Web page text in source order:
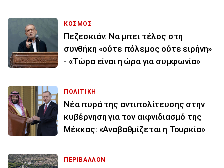
ΚΟΣΜΟΣ
Πεζεσκιάν: Να μπει τέλος στη
συνθήκη «ούτε πόλεμος ούτε ειρήνη»
- «Τώρα είναι η ώρα για συμφωνία»
ΠΟΛΙΤΙΚΗ
Νέα πυρά της αντιπολίτευσης στην
κυβέρνηση για τον αιφνιδιασμό της
Μέκκας: «Αναβαθμίζεται η Τουρκία»
ΠΕΡΙΒΑΛΛΟΝ